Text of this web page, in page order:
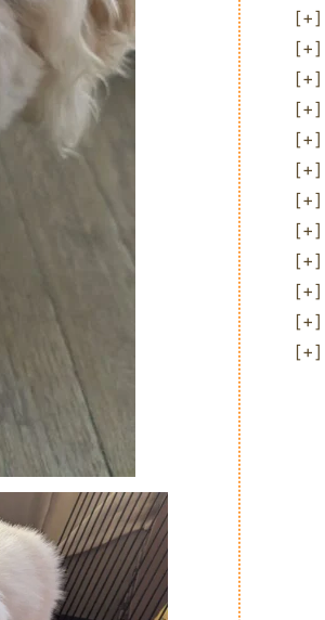
[+]
[+]
[+]
[+]
[+]
[+]
[+]
[+]
[+]
[+]
[+]
[+]